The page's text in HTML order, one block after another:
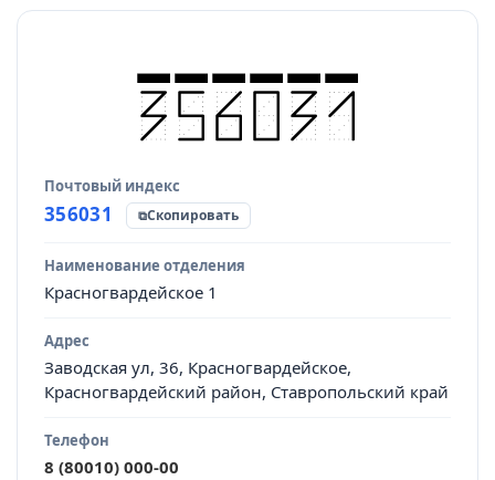
Почтовый индекс
356031 Скопировать
Наименование отделения
Красногвардейское 1
Адрес
Заводская ул, 36, Красногвардейское,
Красногвардейский район, Ставропольский край
Телефон
8 (80010) 000-00
Источник данных